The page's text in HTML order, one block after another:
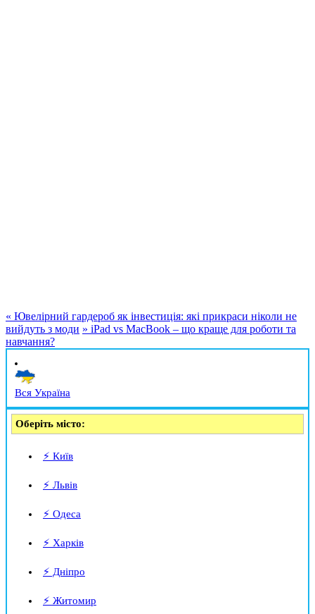
« Ювелірний гардероб як інвестиція: які прикраси ніколи не
вийдуть з моди » iPad vs MacBook – що краще для роботи та
навчання?
Вся Україна
Оберіть місто:
⚡ Київ
⚡ Львів
⚡ Одеса
⚡ Харків
⚡ Дніпро
⚡ Житомир